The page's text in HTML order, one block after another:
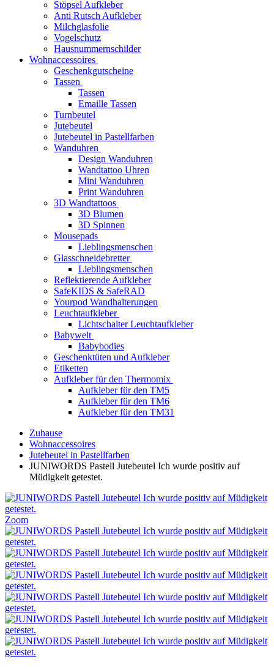
Stöpsel Aufkleber
Anti Rutsch Aufkleber
Milchglasfolie
Vogelschutz
Hausnummernschilder
Wohnaccessoires
Geschenkgutscheine
Tassen
Tassen
Emaille Tassen
Turnbeutel
Jutebeutel
Jutebeutel in Pastellfarben
Wanduhren
Design Wanduhren
Wandtattoo Uhren
Mini Wanduhren
Print Wanduhren
3D Wandtattoos
3D Blumen
3D Spinnen
Mousepads
Lieblingsmenschen
Glasschneidebretter
Lieblingsmenschen
Reflektierende Aufkleber
SafeKIDS & SafeRAD
Yourpod Wandhalterungen
Leuchtaufkleber
Lichtschalter Leuchtaufkleber
Babywelt
Babybodies
Geschenktüten und Aufkleber
Etiketten
Aufkleber für den Thermomix
Aufkleber für den TM5
Aufkleber für den TM6
Aufkleber für den TM31
Zuhause
Wohnaccessoires
Jutebeutel in Pastellfarben
JUNIWORDS Pastell Jutebeutel Ich wurde positiv auf
Müdigkeit getestet.
Zoom